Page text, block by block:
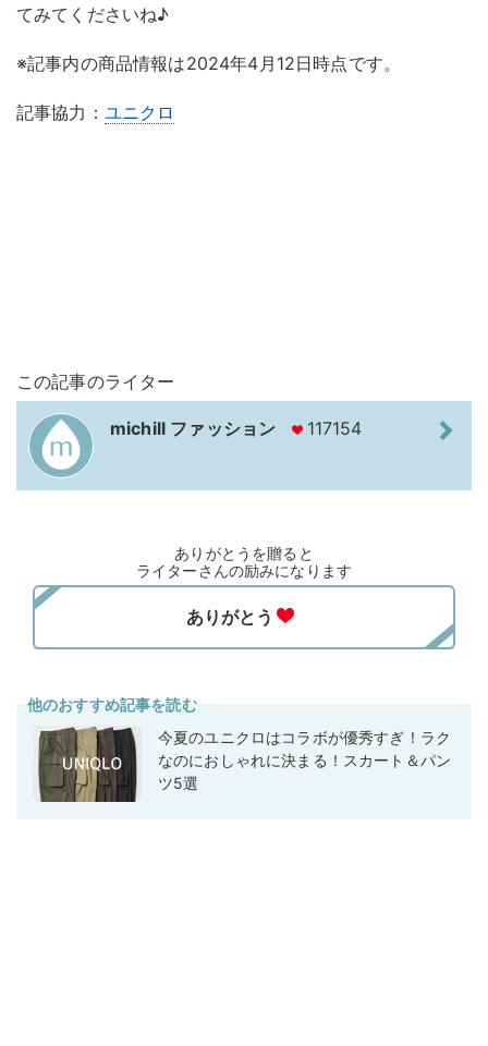
てみてくださいね♪
※記事内の商品情報は2024年4月12日時点です。
記事協力： ユニクロ
この記事のライター
michill ファッション 117154
ありがとうを贈ると
ライターさんの励みになります
他のおすすめ記事を読む
今夏のユニクロはコラボが優秀すぎ！ラク
なのにおしゃれに決まる！スカート＆パン
ツ5選